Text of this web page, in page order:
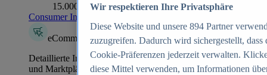
15.000+ Marken
Consumer Insights entdecken
eCommerce Insights
Detaillierte Informationen zu mehr als 39.000 Online-Shops
und Marktplätzen
Wir respektieren Ihre Privatsphäre
Diese Website und unsere 894 Partner
zuzugreifen. Dadurch wird sichergestellt,
Cookie-Präferenzen jederzeit verwalten.
diese Mittel verwenden, um Informationen